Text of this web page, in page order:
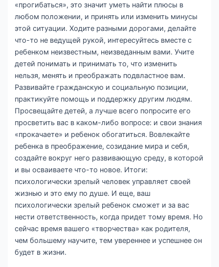
«прогибаться», это значит уметь найти плюсы в
любом положении, и принять или изменить минусы
этой ситуации. Ходите разными дорогами, делайте
что-то не ведущей рукой, интересуйтесь вместе с
ребенком неизвестным, неизведанным вами. Учите
детей понимать и принимать то, что изменить
нельзя, менять и преображать подвластное вам.
Развивайте гражданскую и социальную позиции,
практикуйте помощь и поддержку другим людям.
Просвещайте детей, а лучше всего попросите его
просветить вас в каком-либо вопросе: и свои знания
«прокачаете» и ребенок обогатиться. Вовлекайте
ребенка в преображение, созидание мира и себя,
создайте вокруг него развивающую среду, в которой
и вы осваиваете что-то новое. Итоги:
психологически зрелый человек управляет своей
жизнью и это ему по душе. И еще, ваш
психологически зрелый ребенок сможет и за вас
нести ответственность, когда придет тому время. Но
сейчас время вашего «творчества» как родителя,
чем большему научите, тем увереннее и успешнее он
будет в жизни.